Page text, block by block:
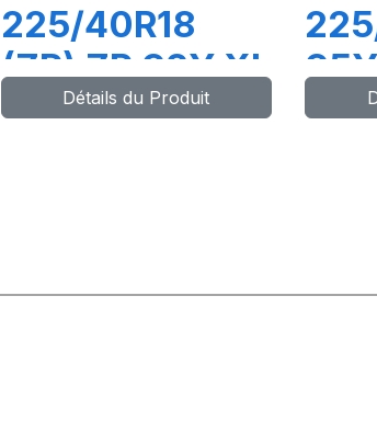
225/40R18
(ZR) ZP 92Y XL
PILOT SPORT 4
Détails du Produit